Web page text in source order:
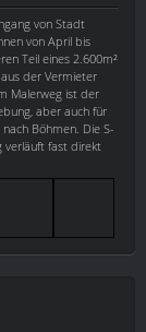
von Stadt
von April bis
Teil eines 2.600m²
der Vermieter
Malerweg ist der
aber auch für
Böhmen. Die S-
verläuft fast direkt